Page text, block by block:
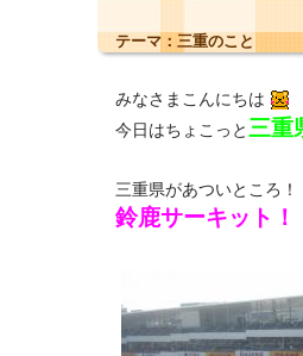
テーマ： 三重のこと
みなさまこんにちは
今日はちょこっと 三重
三重県があついところ！
鈴鹿サーキット！